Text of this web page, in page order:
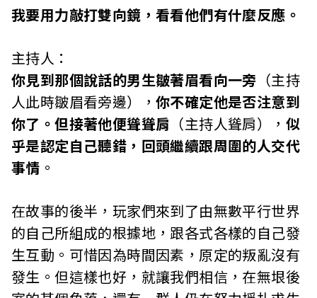
我要用力敲打雙向鏡，看看他們有什麼反應。
主持人：
你見到那個說話的男生皺著眉看向一旁 （主持
人此時皺眉看旁邊）， 你不確定他是否注意到
你了。但接著他便聳聳肩
（主持人聳肩）， 似
乎是認定自己聽錯，回頭繼續跟周圍的人交代
事情 。
在故事的後半，玩家們來到了由無數平行世界
的自己所組成的根據地，跟各式各樣的自己發
生互動。可惜因為時間因素，原定的叛亂沒有
發生。但這樣也好，就讓我們相信，在無垠後